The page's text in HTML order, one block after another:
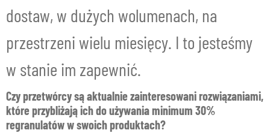
dostaw, w dużych wolumenach, na
przestrzeni wielu miesięcy. I to jesteśmy
w stanie im zapewnić.
Czy przetwórcy są aktualnie zainteresowani rozwiązaniami,
które przybliżają ich do używania minimum 30%
regranulatów w swoich produktach?